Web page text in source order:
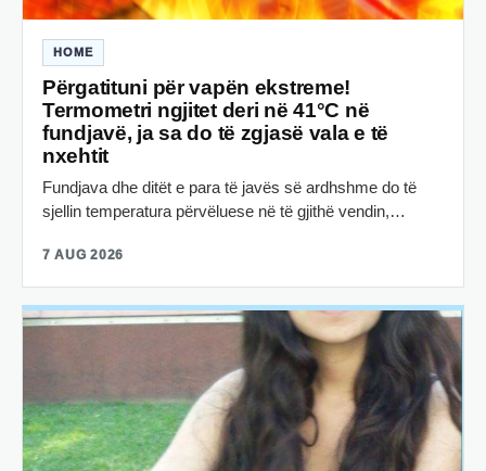
HOME
Përgatituni për vapën ekstreme!
Termometri ngjitet deri në 41°C në
fundjavë, ja sa do të zgjasë vala e të
nxehtit
Fundjava dhe ditët e para të javës së ardhshme do të
sjellin temperatura përvëluese në të gjithë vendin,…
7 AUG 2026